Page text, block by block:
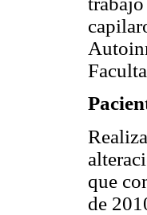
que
de